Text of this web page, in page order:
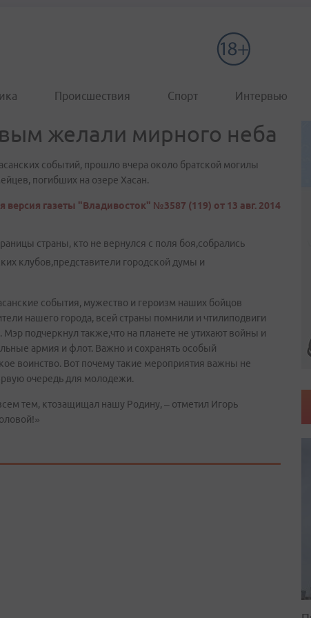
Происшествия Спорт Интервью
желали мирного неба
событий, прошло вчера около братской могилы
погибших на озере Хасан.
версия газеты "Владивосток" №3587 (119) от 13 авг. 2014
страны, кто не вернулся с поля боя,собрались
клубов,представители городской думы и
события, мужество и героизм наших бойцов
нашего города, всей страны помнили и чтилиподвиги
подчеркнул также,что на планете не утихают войны и
армия и флот. Важно и сохранять особый
воинство. Вот почему такие мероприятия важны не
очередь для молодежи.
тем, ктозащищал нашу Родину, – отметил Игорь